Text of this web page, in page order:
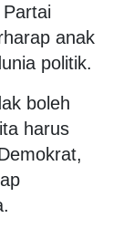
anak
politik.
boleh
harus